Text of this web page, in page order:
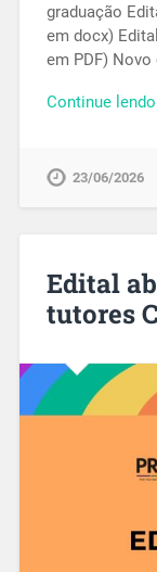
graduação
em docx)
em PDF)
Continue
23/06/2026
Edital
tutores